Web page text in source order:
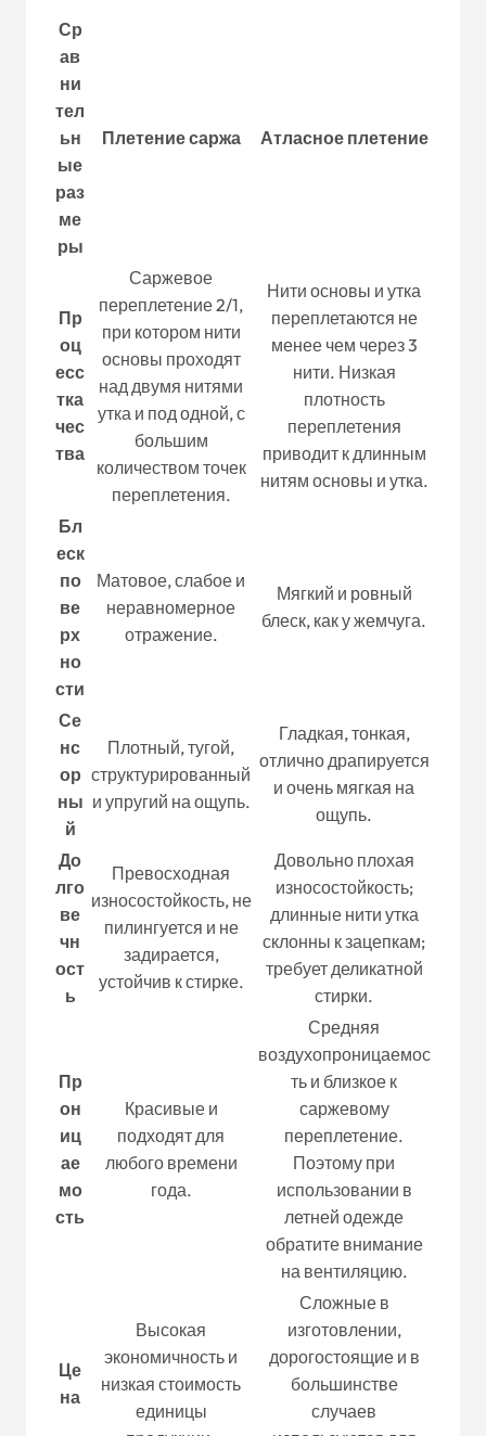
Ср
ав
ни
тел
ьн
ые
раз
ме
ры
Плетение саржа Атласное плетение
Пр
оц
есс
тка
чес
тва
Саржевое
переплетение 2/1,
при котором нити
основы проходят
над двумя нитями
утка и под одной, с
большим
количеством точек
переплетения.
Нити основы и утка
переплетаются не
менее чем через 3
нити. Низкая
плотность
переплетения
приводит к длинным
нитям основы и утка.
Бл
еск
по
ве
рх
но
сти
Матовое, слабое и
неравномерное
отражение.
Мягкий и ровный
блеск, как у жемчуга.
Се
нс
ор
ны
й
Плотный, тугой,
структурированный
и упругий на ощупь.
Гладкая, тонкая,
отлично драпируется
и очень мягкая на
ощупь.
До
лго
ве
чн
ост
ь
Превосходная
износостойкость, не
пилингуется и не
задирается,
устойчив к стирке.
Довольно плохая
износостойкость;
длинные нити утка
склонны к зацепкам;
требует деликатной
стирки.
Пр
он
иц
ае
мо
сть
Красивые и
подходят для
любого времени
года.
Средняя
воздухопроницаемос
ть и близкое к
саржевому
переплетение.
Поэтому при
использовании в
летней одежде
обратите внимание
на вентиляцию.
Це
на
Высокая
экономичность и
низкая стоимость
единицы
Сложные в
изготовлении,
дорогостоящие и в
большинстве
случаев